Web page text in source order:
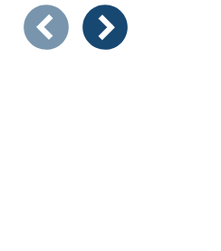
Zeigt Folie 1 von 2